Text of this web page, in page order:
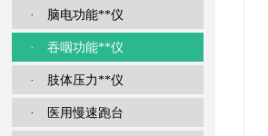
· 脑电功能**仪
· 吞咽功能**仪
· 肢体压力**仪
· 医用慢速跑台